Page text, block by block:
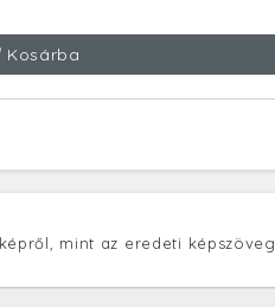
Kosárba
mint az eredeti képszöveg,